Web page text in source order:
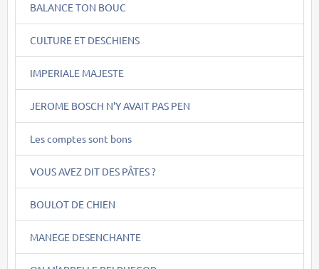
BALANCE TON BOUC
CULTURE ET DESCHIENS
IMPERIALE MAJESTE
JEROME BOSCH N'Y AVAIT PAS PEN
Les comptes sont bons
VOUS AVEZ DIT DES PÂTES ?
BOULOT DE CHIEN
MANEGE DESENCHANTE